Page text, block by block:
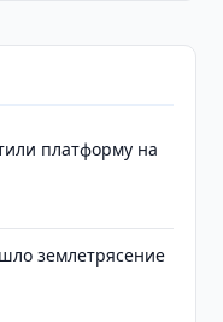
платформу на
землетрясение